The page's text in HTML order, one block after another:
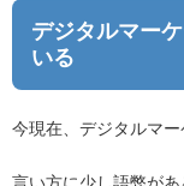
デジタルマー
いる
今現在、デジタルマー
言い方に少し語弊が